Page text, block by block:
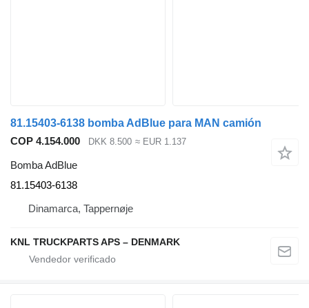
81.15403-6138 bomba AdBlue para MAN camión
COP 4.154.000
DKK 8.500 ≈ EUR 1.137
Bomba AdBlue
81.15403-6138
Dinamarca, Tappernøje
KNL TRUCKPARTS APS – DENMARK